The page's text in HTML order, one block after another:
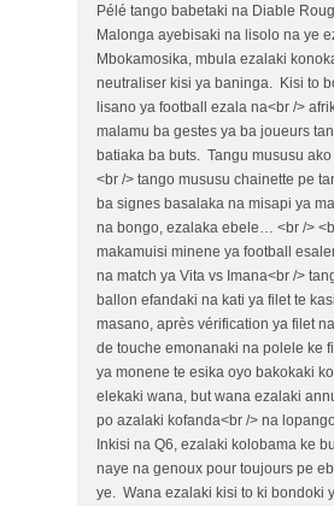
Pélé tango babetaki na Diable
Malonga ayebisaki na lisolo na ye
Mbokamosika, mbula ezalaki
neutraliser kisi ya baninga. Kisi to
lisano ya football ezala na<br />
malamu ba gestes ya ba joueurs
batiaka ba buts. Tangu mususu
<br /> tango mususu chainette pe
ba signes basalaka na misapi ya
na bongo, ezalaka ebele… <br />
makamuisi minene ya football
na match ya Vita vs Imana<br />
ballon efandaki na kati ya filet te
masano, après vérification ya filet
de touche emonanaki na polele ke
ya monene te esika oyo bakokaki
elekaki wana, but wana ezalaki
po azalaki kofanda<br /> na
Inkisi na Q6, ezalaki kolobama ke
naye na genoux pour toujours pe
ye. Wana ezalaki kisi to ki bondoki